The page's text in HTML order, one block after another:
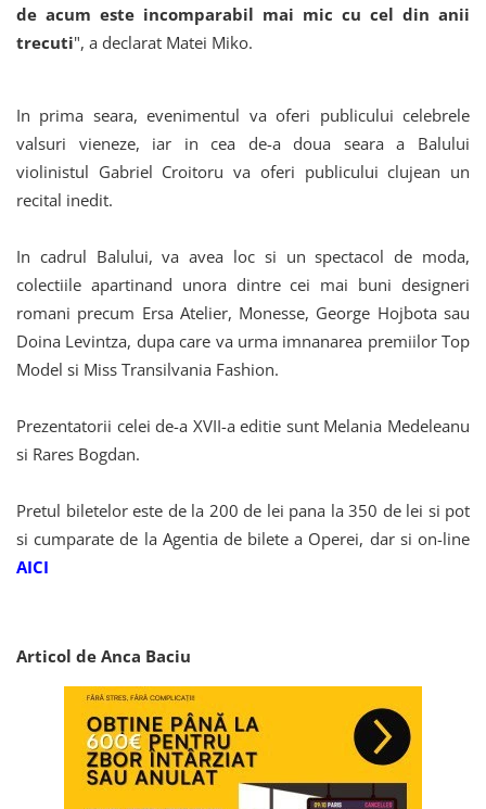
de acum este incomparabil mai mic cu cel din anii
trecuti", a declarat Matei Miko.
In prima seara, evenimentul va oferi publicului celebrele
valsuri vieneze, iar in cea de-a doua seara a Balului
violinistul Gabriel Croitoru va oferi publicului clujean un
recital inedit.
In cadrul Balului, va avea loc si un spectacol de moda,
colectiile apartinand unora dintre cei mai buni designeri
romani precum Ersa Atelier, Monesse, George Hojbota sau
Doina Levintza, dupa care va urma imnanarea premiilor Top
Model si Miss Transilvania Fashion.
Prezentatorii celei de-a XVII-a editie sunt Melania Medeleanu
si Rares Bogdan.
Pretul biletelor este de la 200 de lei pana la 350 de lei si pot
si cumparate de la Agentia de bilete a Operei, dar si on-line
AICI
Articol de Anca Baciu